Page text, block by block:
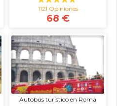
1121 Opiniones
68 €
Autobús turístico en Roma